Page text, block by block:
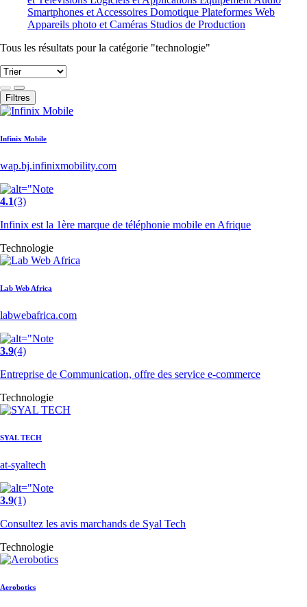
Smartphones et Accessoires Domotique Plateformes Web
Appareils photo et Caméras Studios de Production
Tous les résultats pour la catégorie "technologie"
Filtres
Infinix Mobile
wap.bj.infinixmobility.com
4.1(3)
Infinix est la 1ère marque de téléphonie mobile en Afrique
Technologie
Lab Web Africa
labwebafrica.com
3.9(4)
Entreprise de Communication, offre des service e-commerce
Technologie
SYAL TECH
at-syaltech
3.9(1)
Consultez les avis marchands de Syal Tech
Technologie
Aerobotics